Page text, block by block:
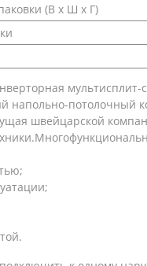
(В х Ш х Г)
напольно-
швейцарской